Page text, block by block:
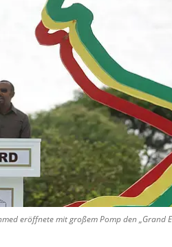
eröffnete mit großem Pomp den „Grand